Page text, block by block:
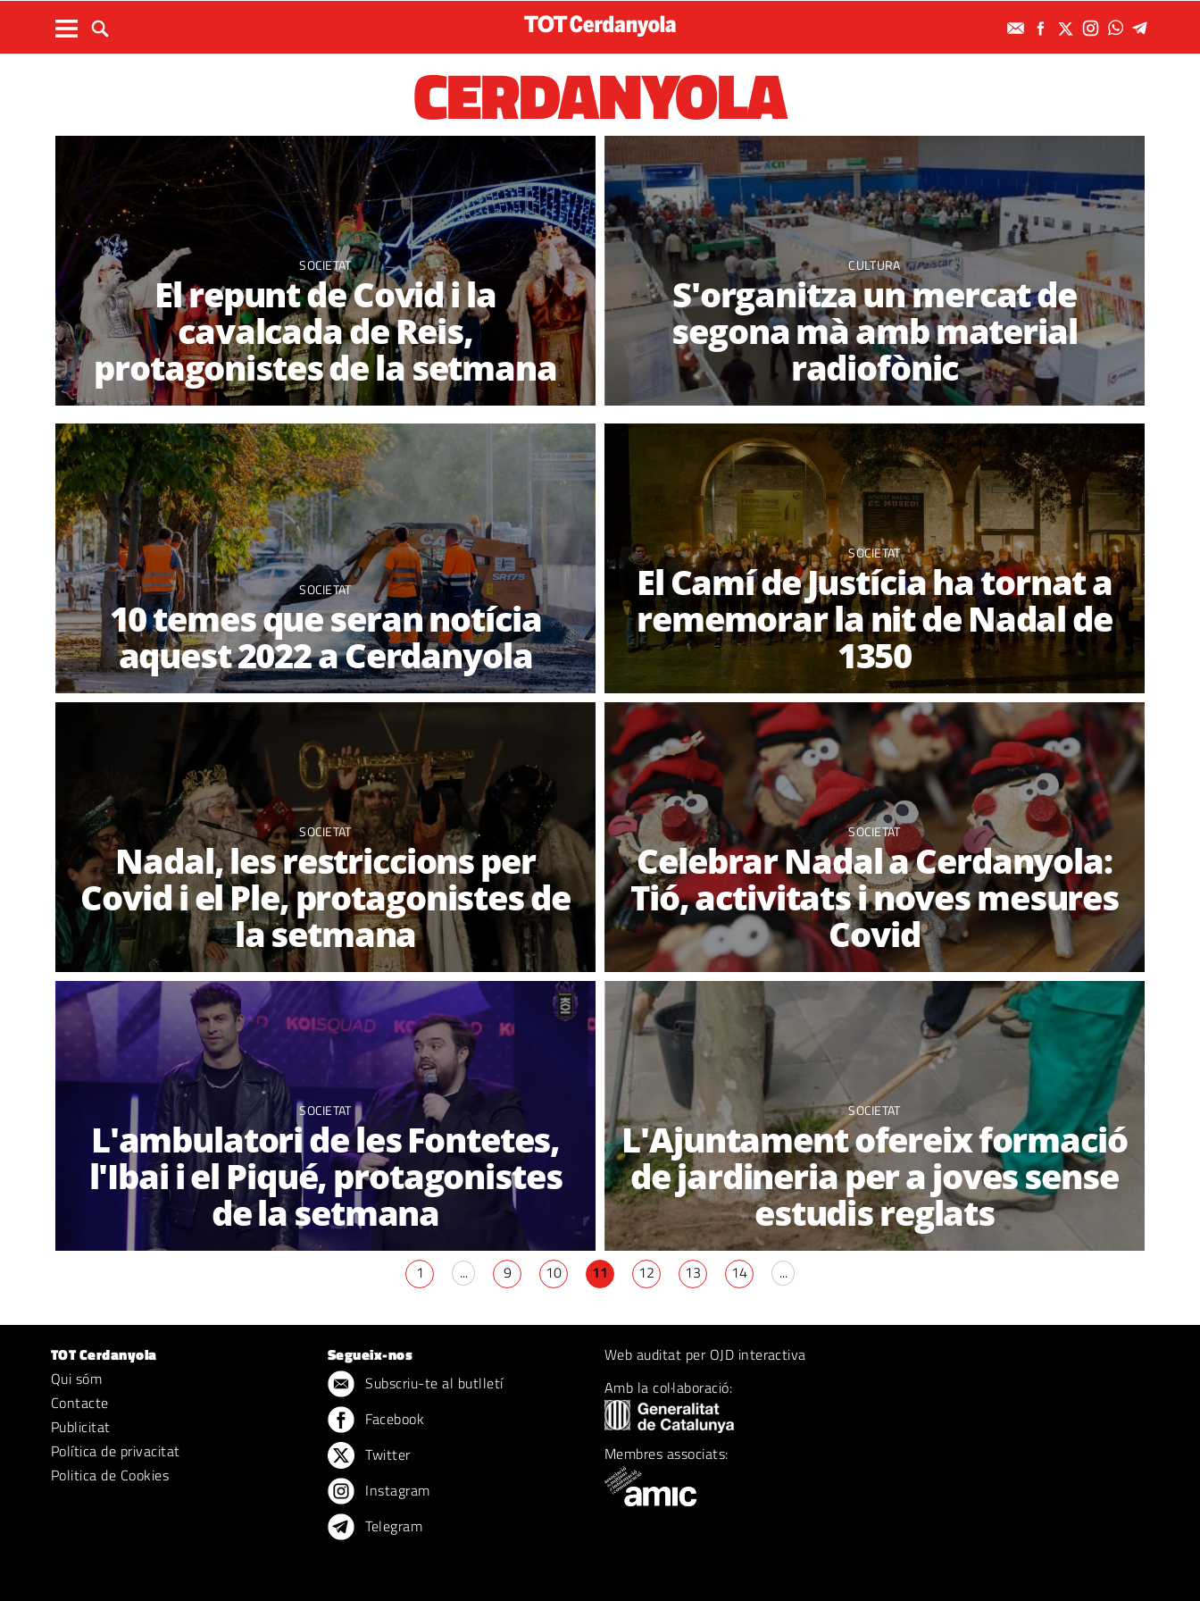
CERDANYOLA
SOCIETAT
El repunt de Covid i la
cavalcada de Reis,
protagonistes de la setmana
CULTURA
S'organitza un mercat de
segona mà amb material
radiofònic
SOCIETAT
10 temes que seran notícia
aquest 2022 a Cerdanyola
SOCIETAT
El Camí de Justícia ha tornat a
rememorar la nit de Nadal de
1350
SOCIETAT
Nadal, les restriccions per
Covid i el Ple, protagonistes de
la setmana
SOCIETAT
Celebrar Nadal a Cerdanyola:
Tió, activitats i noves mesures
Covid
SOCIETAT
L'ambulatori de les Fontetes,
l'Ibai i el Piqué, protagonistes
de la setmana
SOCIETAT
L'Ajuntament ofereix formació
de jardineria per a joves sense
estudis reglats
1 ... 9 10 11 12 13 14 ...
TOT Cerdanyola
Qui sóm
Contacte
Publicitat
Política de privacitat
Politica de Cookies
Segueix-nos
Subscriu-te al butlletí
Facebook
Twitter
Instagram
Telegram
Web auditat per OJD interactiva
Amb la col·laboració:
Membres associats: